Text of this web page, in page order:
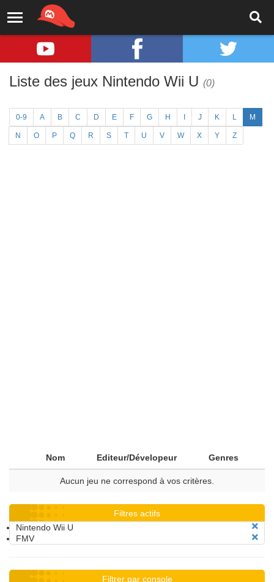
Liste des jeux Nintendo Wii U (0)
0-9 A B C D E F G H J K L M
N O P Q R S T U V W X Y Z
Nom Editeur/Dévelopeur Genres
Aucun jeu ne correspond à vos critères.
Filtres actifs
Nintendo Wii U
FMV
Filtrer par console